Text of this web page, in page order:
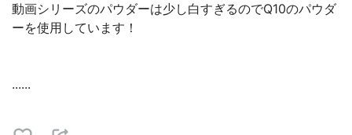
動画シリーズのパウダーは少し白すぎるのでQ10のパウダ
ーを使用しています！
......